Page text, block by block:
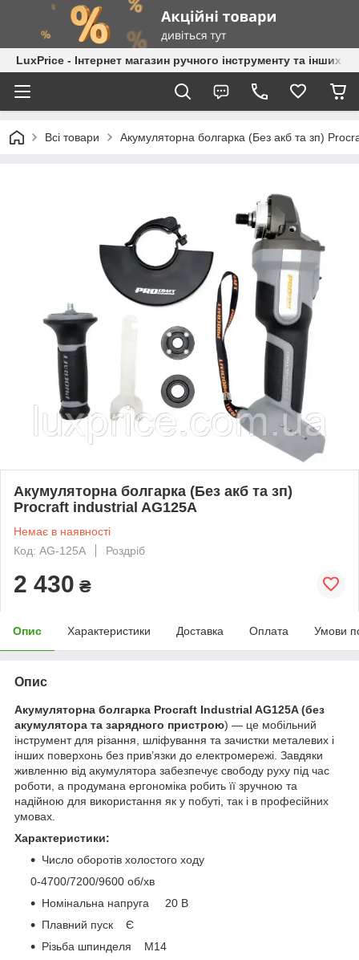
LuxPrice - Інтернет магазин ручного інструменту та інших
Всі товари Акумуляторна болгарка (Без акб та зп)
Акумуляторна болгарка (Без акб та зп)
Procraft industrial AG125A
Немає в наявності
Код: AG-125A
Роздріб
2 430 ₴
Опис Характеристики Доставка Оплата Умови
Опис
Акумуляторна болгарка Procraft Industrial AG125A (без
акумулятора та зарядного пристрою) — це мобільний
інструмент для різання, шліфування та зачистки металевих і
інших поверхонь без прив’язки до електромережі. Завдяки
живленню від акумулятора забезпечує свободу руху під час
роботи, а продумана ергономіка робить її зручною та
надійною для використання як у побуті, так і в професійних
умовах.
Характеристики:
Число оборотів холостого ходу
0-4700/7200/9600 об/хв
Номінальна напруга 20 В
Плавний пуск Є
Різьба шпинделя М14